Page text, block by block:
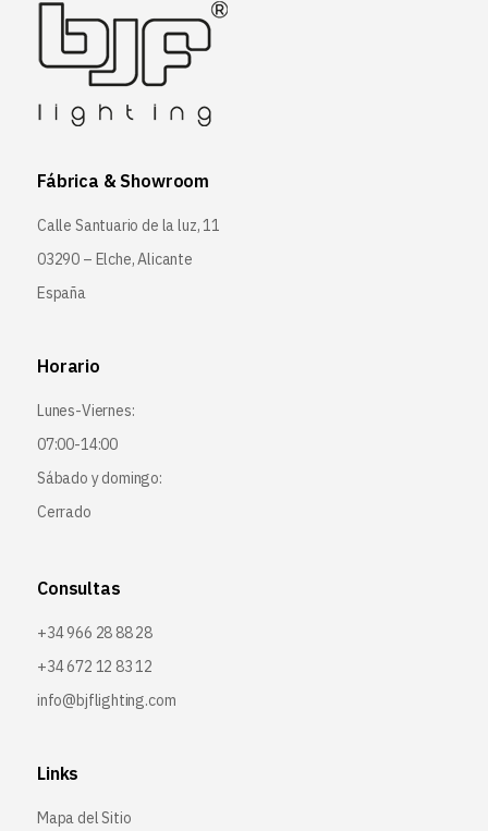
Fábrica & Showroom
Calle Santuario de la luz, 11
03290 – Elche, Alicante
España
Horario
Lunes-Viernes:
07:00-14:00
Sábado y domingo:
Cerrado
Consultas
+34 966 28 88 28
+34 672 12 83 12
info@bjflighting.com
Links
Mapa del Sitio